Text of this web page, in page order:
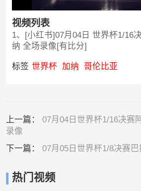
视频列表
1、[小红书]07月04日 世界杯1/16
纳 全场录像[有比分]
标签 世界杯 加纳 哥伦比亚
上一篇： 07月04日世界杯1/16决赛
录像
下一篇： 07月05日世界杯1/8决赛
热门视频